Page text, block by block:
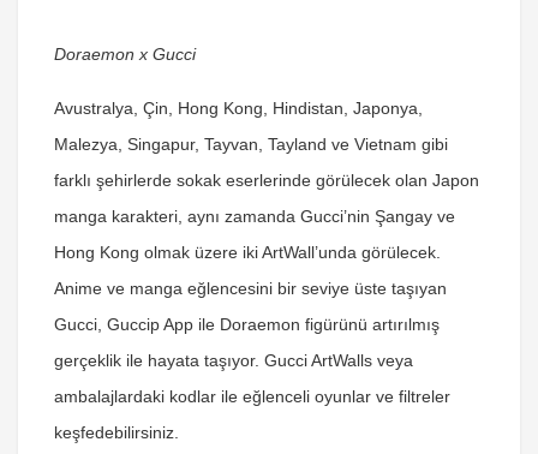
Doraemon x Gucci
Avustralya, Çin, Hong Kong, Hindistan, Japonya,
Malezya, Singapur, Tayvan, Tayland ve Vietnam gibi
farklı şehirlerde sokak eserlerinde görülecek olan Japon
manga karakteri, aynı zamanda Gucci’nin Şangay ve
Hong Kong olmak üzere iki ArtWall’unda görülecek.
Anime ve manga eğlencesini bir seviye üste taşıyan
Gucci, Guccip App ile Doraemon figürünü artırılmış
gerçeklik ile hayata taşıyor. Gucci ArtWalls veya
ambalajlardaki kodlar ile eğlenceli oyunlar ve filtreler
keşfedebilirsiniz.